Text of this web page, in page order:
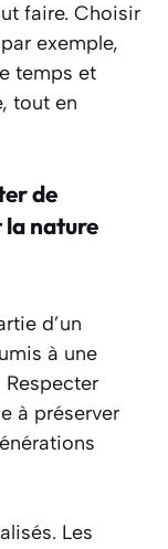
faire. Choisir
exemple,
temps et
tout en
de
la nature
d’un
à une
à préserver
Les